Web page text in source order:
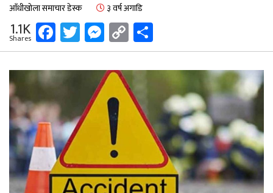
आँधीखोला समाचार डेस्क ३ वर्ष अगाडि
1.1K
Shares Facebook
Twitter
Messenger
Copy
Link